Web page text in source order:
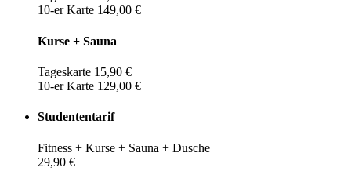
10-er Karte 149,00 €
Kurse + Sauna
Tageskarte 15,90 €
10-er Karte 129,00 €
Studententarif
Fitness + Kurse + Sauna + Dusche
29,90 €